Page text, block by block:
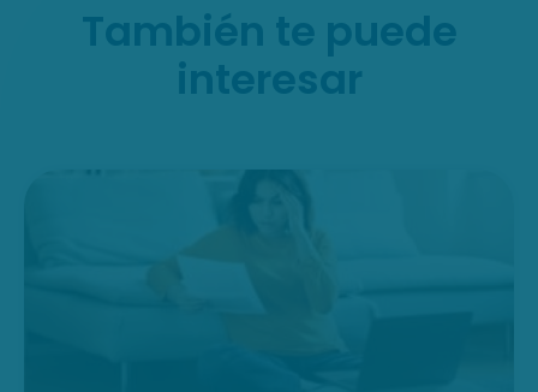
También te puede
interesar